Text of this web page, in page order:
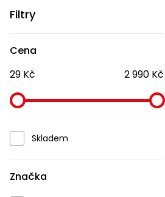
Filtry
Cena
29 Kč
2 990 Kč
Skladem
Značka